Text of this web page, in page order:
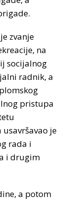
zvanje
na
socijalnog
radnik, a
pristupa
usavršavao je
rada i
i drugim
a potom